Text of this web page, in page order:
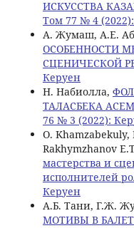
ИСКУССТВА
Том 77 № 4
А. Жумаш, А.Е.
ОСОБЕННОСТИ
СЦЕНИЧЕСКОЙ
Керуен
Н. Набиолла,
ТАЛАСБЕКА
76 № 3 (2022):
О. Khamzabekuly,
Rakhymzhanov
мастерства и
исполнителей
Керуен
A.Б. Tани, Г.Ж.
МОТИВЫ В